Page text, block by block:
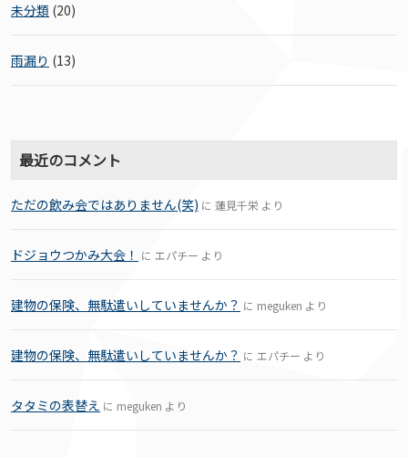
未分類 (20)
雨漏り (13)
最近のコメント
ただの飲み会ではありません(笑) に 蓮見千栄 より
ドジョウつかみ大会！ に エパチー より
建物の保険、無駄遣いしていませんか？ に meguken より
建物の保険、無駄遣いしていませんか？ に エパチー より
タタミの表替え に meguken より